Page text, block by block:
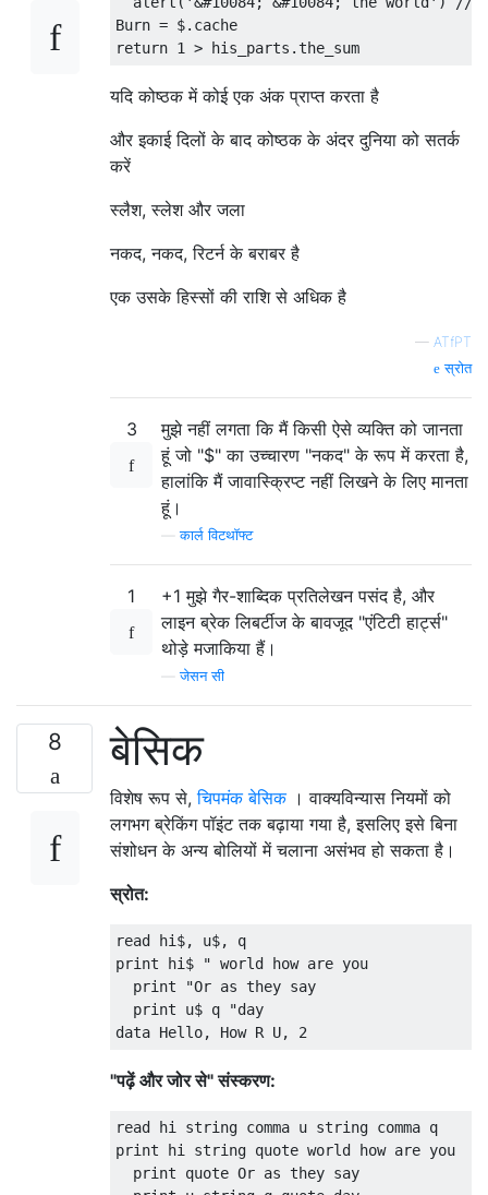
Burn = $.
return 1 > his_parts .the_sum
यदि कोष्ठक में कोई एक अंक प्राप्त करता है
और इकाई दिलों के बाद कोष्ठक के अंदर दुनिया को सतर्क
करें
स्लैश, स्लेश और जला
नकद, नकद, रिटर्न के बराबर है
एक उसके हिस्सों की राशि से अधिक है
— ATfPT
स्रोत
3
मुझे नहीं लगता कि मैं किसी ऐसे व्यक्ति को जानता
हूं जो "$" का उच्चारण "नकद" के रूप में करता है,
हालांकि मैं जावास्क्रिप्ट नहीं लिखने के लिए मानता
हूं।
—कार्ल विटथॉफ्ट
1
+1 मुझे गैर-शाब्दिक प्रतिलेखन पसंद है, और
लाइन ब्रेक लिबर्टीज के बावजूद "एंटिटी हार्ट्स"
थोड़े मजाकिया हैं।
—जेसन सी
8 बेसिक
विशेष रूप से,चिपमंक बेसिक। वाक्यविन्यास नियमों को
लगभग ब्रेकिंग पॉइंट तक बढ़ाया गया है, इसलिए इसे बिना
संशोधन के अन्य बोलियों में चलाना असंभव हो सकता है।
स्रोत:
read hi$, u$, q
print hi$ " world how are you
  print "Or as they say
  print u$ q "day
"पढ़ें और जोर से" संस्करण:
read hi string comma u string comma q
print hi string quote world how are you
  print quote Or as they say